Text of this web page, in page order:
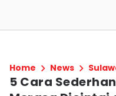
Home News
5 Cara